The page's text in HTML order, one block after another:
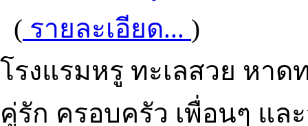
( รายละเอียด... )
โรงแรมหรู ทะเลสวย หา
คู่รัก ครอบครัว เพื่อนๆ แล